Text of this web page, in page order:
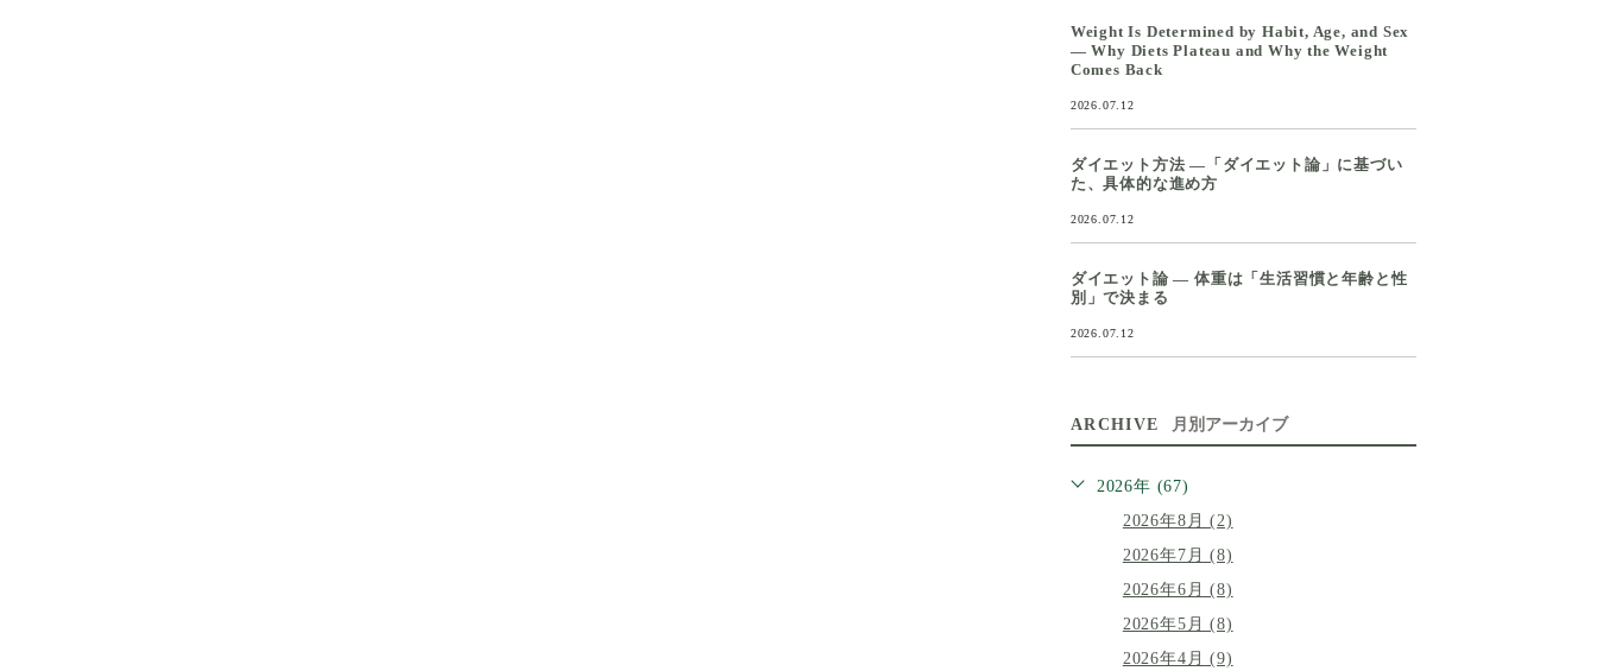
Weight Is Determined by Habit, Age, and Sex
— Why Diets Plateau and Why the Weight
Comes Back
2026.07.12
ダイエット方法 ―「ダイエット論」に基づい
た、具体的な進め方
2026.07.12
ダイエット論 ― 体重は「生活習慣と年齢と性
別」で決まる
2026.07.12
ARCHIVE 月別アーカイブ
2026年 (67)
2026年8月 (2)
2026年7月 (8)
2026年6月 (8)
2026年5月 (8)
2026年4月 (9)